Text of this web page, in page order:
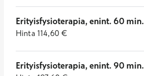
Erityisfysioterapia, enint. 60 min.
Hinta 114,60 €
Erityisfysioterapia, enint. 90 min.